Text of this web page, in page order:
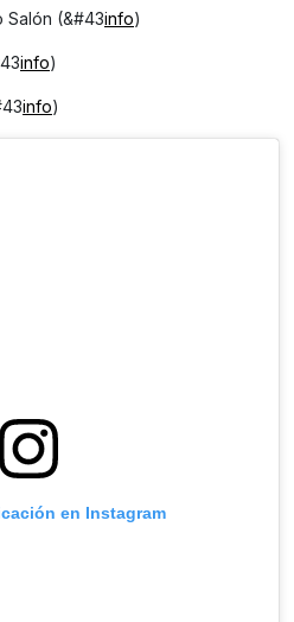
Salón (&#43info)
info)
info)
en Instagram